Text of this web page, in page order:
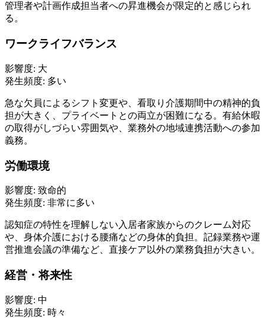
管理者や計画作成担当者への昇進機会が限定的と感じられ
る。
ワークライフバランス
影響度: 大
発生頻度: 多い
急な欠員によるシフト変更や、看取り介護期間中の精神的負
担が大きく、プライベートとの両立が困難になる。有給休暇
の取得がしづらい雰囲気や、業務外の地域連携活動への参加
義務。
労働環境
影響度: 致命的
発生頻度: 非常に多い
認知症の特性を理解しない入居者家族からのクレーム対応
や、身体介護における腰痛などの身体的負担。記録業務や運
営推進会議の準備など、直接ケア以外の業務負担が大きい。
経営・将来性
影響度: 中
発生頻度: 時々